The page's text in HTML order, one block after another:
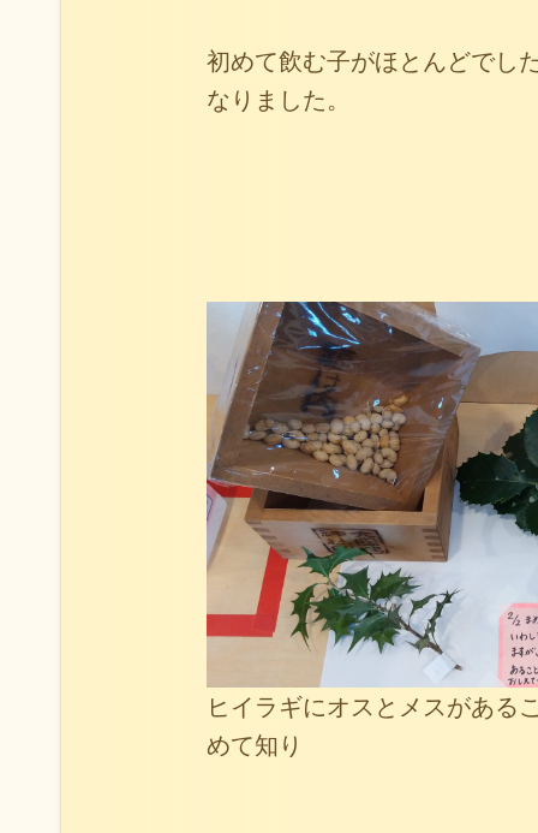
初めて飲む子がほとんどでし
なりました。
ヒイラギにオスとメスがある
めて知り